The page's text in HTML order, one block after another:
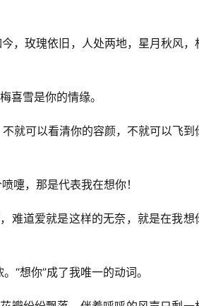
，玫瑰依旧，人处两地，星月秋风，
喜雪是你的情缘。
就可以看清你的容颜，不就可以飞到
嚏，那是代表我在想你！
难道爱就是这样的无奈，就是在我想
“想你”成了我唯一的动词。